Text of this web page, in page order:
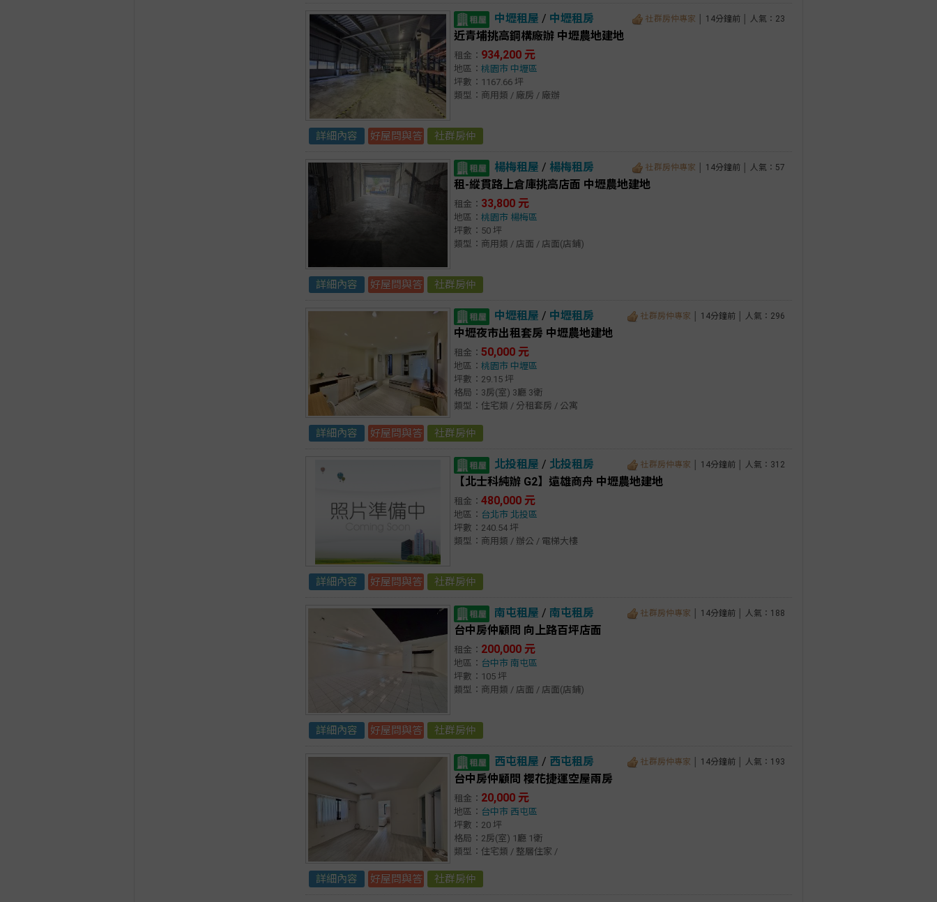
中壢租屋 / 中壢租房 社群房仲專家 │ 14分鐘前 │ 人氣：23
近青埔挑高鋼構廠辦 中壢農地建地
租金： 934,200 元
地區： 桃園市 中壢區
坪數：1167.66 坪
類型：商用類 / 廠房 / 廠辦
詳細內容 好屋問與答 社群房仲
楊梅租屋 / 楊梅租房 社群房仲專家 │ 14分鐘前 │ 人氣：57
租-縱貫路上倉庫挑高店面 中壢農地建地
租金： 33,800 元
地區： 桃園市 楊梅區
坪數：50 坪
類型：商用類 / 店面 / 店面(店鋪)
詳細內容 好屋問與答 社群房仲
中壢租屋 / 中壢租房 社群房仲專家 │ 14分鐘前 │ 人氣：296
中壢夜市出租套房 中壢農地建地
租金： 50,000 元
地區： 桃園市 中壢區
坪數：29.15 坪
格局：3房(室) 3廳 3衛
類型：住宅類 / 分租套房 / 公寓
詳細內容 好屋問與答 社群房仲
北投租屋 / 北投租房 社群房仲專家 │ 14分鐘前 │ 人氣：312
【北士科純辦 G2】遠雄商舟 中壢農地建地
租金： 480,000 元
地區： 台北市 北投區
坪數：240.54 坪
類型：商用類 / 辦公 / 電梯大樓
詳細內容 好屋問與答 社群房仲
南屯租屋 / 南屯租房 社群房仲專家 │ 14分鐘前 │ 人氣：188
台中房仲顧問 向上路百坪店面
租金： 200,000 元
地區： 台中市 南屯區
坪數：105 坪
類型：商用類 / 店面 / 店面(店鋪)
詳細內容 好屋問與答 社群房仲
西屯租屋 / 西屯租房 社群房仲專家 │ 14分鐘前 │ 人氣：193
台中房仲顧問 櫻花捷運空屋兩房
租金： 20,000 元
地區： 台中市 西屯區
坪數：20 坪
格局：2房(室) 1廳 1衛
類型：住宅類 / 整層住家 /
詳細內容 好屋問與答 社群房仲